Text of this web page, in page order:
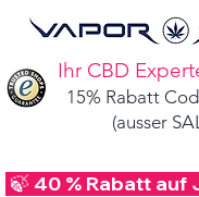
Ihr CBD
15% Rabatt
(ausser
🍃 40 % Rabatt auf